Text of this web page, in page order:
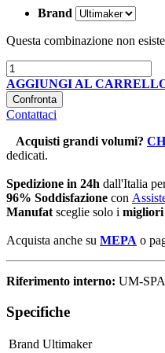
Brand
Questa combinazione non
AGGIUNGI AL
Confronta
Contattaci
Acquisti grandi volumi?
dedicati.
Spedizione in 24h dall'Italia
96% Soddisfazione con
Manufat sceglie solo i
Acquista anche su MEPA o
Riferimento interno: UM-
Specifiche
Brand Ultimaker